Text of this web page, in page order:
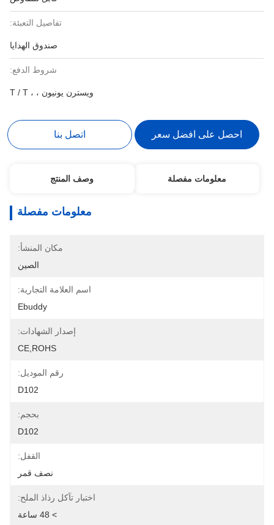
تفاصيل التعبئة:
صندوق الهدايا
شروط الدفع:
ويسترن يونيون ، ، T / T
احصل على افضل سعر اتصل بنا
معلومات مفصلة وصف المنتج
معلومات مفصلة
مكان المنشأ:
الصين
اسم العلامة التجارية:
Ebuddy
إصدار الشهادات:
CE,ROHS
رقم الموديل:
D102
بحجم:
D102
القفل:
نصف قمر
اختبار تآكل رذاذ الملح:
> 48 ساعة